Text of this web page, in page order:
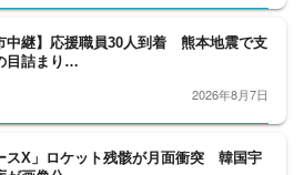
中継】応援職員30人到着 熊本地震で支
目詰まり…
2026年8月7日
スX」ロケット残骸が月面衝突 韓国宇